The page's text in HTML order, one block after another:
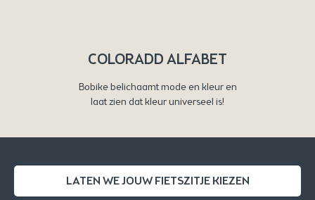
COLORADD ALFABET
Bobike belichaamt mode en kleur en
laat zien dat kleur universeel is!
LATEN WE JOUW FIETSZITJE KIEZEN